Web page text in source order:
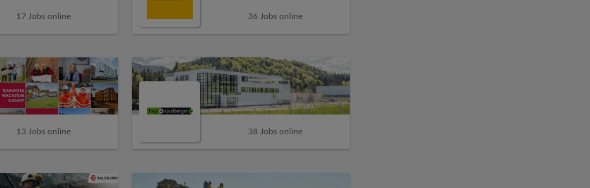
17 Jobs online 36 Jobs online
13 Jobs online 38 Jobs online